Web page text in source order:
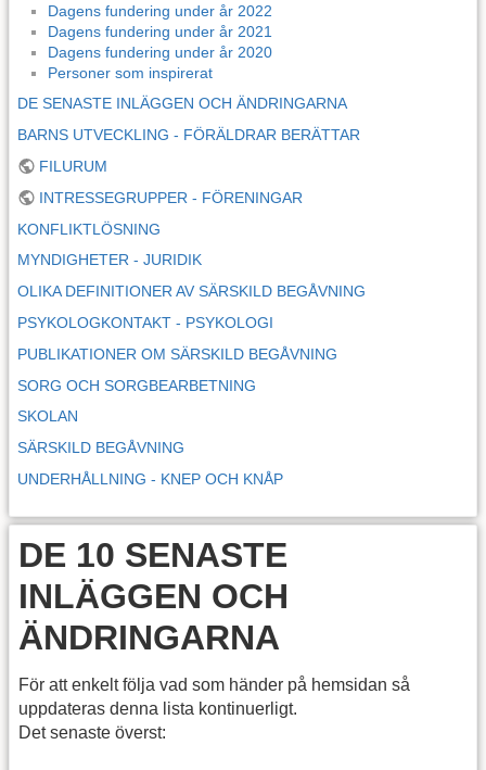
Dagens fundering under år 2022
Dagens fundering under år 2021
Dagens fundering under år 2020
Personer som inspirerat
DE SENASTE INLÄGGEN OCH ÄNDRINGARNA
BARNS UTVECKLING - FÖRÄLDRAR BERÄTTAR
FILURUM
INTRESSEGRUPPER - FÖRENINGAR
KONFLIKTLÖSNING
MYNDIGHETER - JURIDIK
OLIKA DEFINITIONER AV SÄRSKILD BEGÅVNING
PSYKOLOGKONTAKT - PSYKOLOGI
PUBLIKATIONER OM SÄRSKILD BEGÅVNING
SORG OCH SORGBEARBETNING
SKOLAN
SÄRSKILD BEGÅVNING
UNDERHÅLLNING - KNEP OCH KNÅP
DE 10 SENASTE
INLÄGGEN OCH
ÄNDRINGARNA
För att enkelt följa vad som händer på hemsidan så
uppdateras denna lista kontinuerligt.
Det senaste överst: